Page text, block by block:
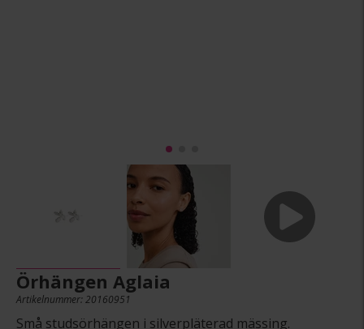
Örhängen Aglaia
Artikelnummer: 20160951
Små studsörhängen i silverpläterad mässing.